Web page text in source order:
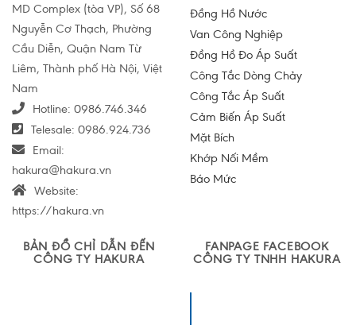
MD Complex (tòa VP), Số 68
Nguyễn Cơ Thạch, Phường
Cầu Diễn, Quận Nam Từ
Liêm, Thành phố Hà Nội, Việt
Nam
Hotline: 0986.746.346
Telesale: 0986.924.736
Email:
hakura@hakura.vn
Website:
https://hakura.vn
Đồng Hồ Nước
Van Công Nghiệp
Đồng Hồ Đo Áp Suất
Công Tắc Dòng Chảy
Công Tắc Áp Suất
Cảm Biến Áp Suất
Mặt Bích
Khớp Nối Mềm
Báo Mức
BẢN ĐỒ CHỈ DẪN ĐẾN
CÔNG TY HAKURA
FANPAGE FACEBOOK
CÔNG TY TNHH HAKURA